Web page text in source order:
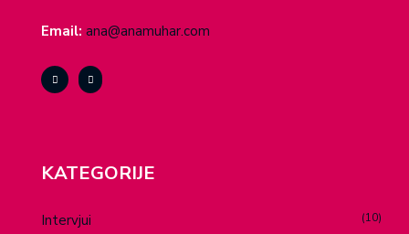
Email: ana@anamuhar.com
KATEGORIJE
Intervjui 10